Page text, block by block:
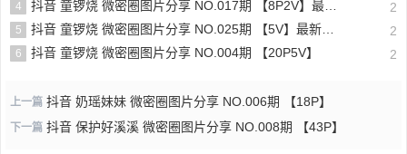
4 抖音 童锣烧 微密圈图片分享 NO.017期 【8P2V】最新至：2204.11.14 2
5 抖音 童锣烧 微密圈图片分享 NO.025期 【5V】最新至：2025.3.12 2
6 抖音 童锣烧 微密圈图片分享 NO.004期 【20P5V】 2
上一篇 抖音 奶瑶妹妹 微密圈图片分享 NO.006期 【18P】
下一篇 抖音 保护好溪溪 微密圈图片分享 NO.008期 【43P】